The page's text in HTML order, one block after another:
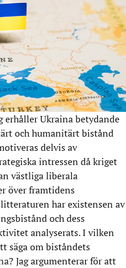
erhåller Ukraina betydande
och humanitärt bistånd
delvis av
intressen då kriget
västliga liberala
över framtidens
har existensen av
och dess
analyserats. I vilken
säga om biståndets
Jag argumenterar för att